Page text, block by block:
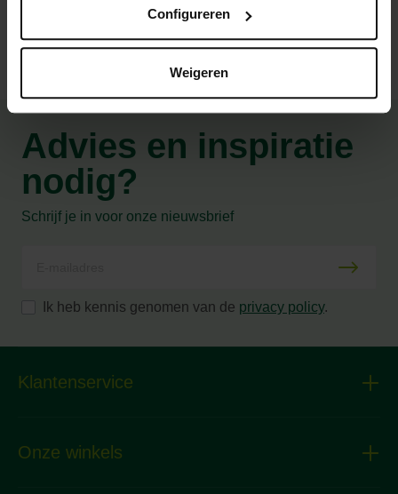
Configureren
Weigeren
Advies en inspiratie
nodig?
Schrijf je in voor onze nieuwsbrief
Ik heb kennis genomen van de privacy policy.
Klantenservice
Onze winkels